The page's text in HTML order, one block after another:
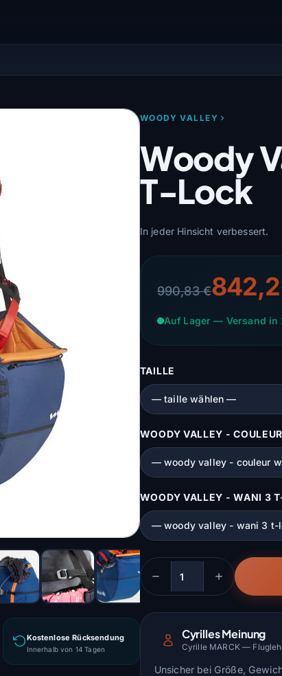
Kostenlose Rücksendung
Innerhalb von 14 Tagen
WOODY VALLEY
Woody
T-Lock
In jeder Hinsicht verbessert.
990,83 €
Auf Lager — Versand in
TAILLE
WOODY VALLEY - COULEUR
WOODY VALLEY - WANI 3
Menge
Cyrilles Meinung
Cyrille MARCK —
Unsicher bei Größe,